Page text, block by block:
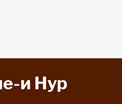
и Hyp